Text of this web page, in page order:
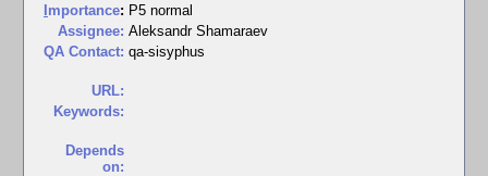
mportance: P5 normal
Assignee: Aleksandr Shamaraev
QA Contact: qa-sisyphus
URL:
Keywords:
Depends
on: